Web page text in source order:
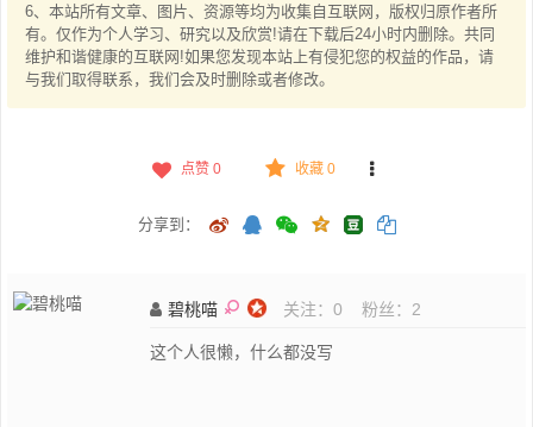
6、本站所有文章、图片、资源等均为收集自互联网，版权归原作者所
有。仅作为个人学习、研究以及欣赏!请在下载后24小时内删除。共同
维护和谐健康的互联网!如果您发现本站上有侵犯您的权益的作品，请
与我们取得联系，我们会及时删除或者修改。
点赞 0 收藏 0
分享到：
碧桃喵 关注： 0 粉丝： 2
这个人很懒，什么都没写